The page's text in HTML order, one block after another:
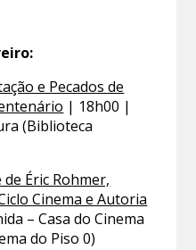
e Pecados de
| 18h00 |
(Biblioteca
Éric Rohmer,
Cinema e Autoria
– Casa do Cinema
do Piso 0)